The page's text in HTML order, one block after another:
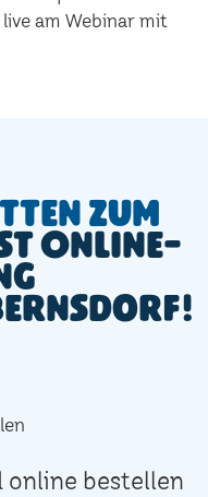
am Webinar mit
zum
Online-
online bestellen